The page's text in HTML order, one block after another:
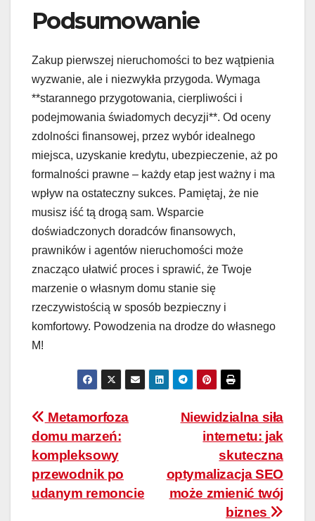
Podsumowanie
Zakup pierwszej nieruchomości to bez wątpienia
wyzwanie, ale i niezwykła przygoda. Wymaga
**starannego przygotowania, cierpliwości i
podejmowania świadomych decyzji**. Od oceny
zdolności finansowej, przez wybór idealnego
miejsca, uzyskanie kredytu, ubezpieczenie, aż po
formalności prawne – każdy etap jest ważny i ma
wpływ na ostateczny sukces. Pamiętaj, że nie
musisz iść tą drogą sam. Wsparcie
doświadczonych doradców finansowych,
prawników i agentów nieruchomości może
znacząco ułatwić proces i sprawić, że Twoje
marzenie o własnym domu stanie się
rzeczywistością w sposób bezpieczny i
komfortowy. Powodzenia na drodze do własnego
M!
Nawigacja
wpisu
Niewidzialna siła
internetu: jak
skuteczna
optymalizacja SEO
może zmienić twój
biznes
Metamorfoza
domu marzeń:
kompleksowy
przewodnik po
udanym remoncie